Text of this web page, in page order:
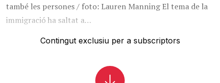
també les persones / foto: Lauren Manning El tema de la
immigració ha saltat a…
Contingut exclusiu per a subscriptors